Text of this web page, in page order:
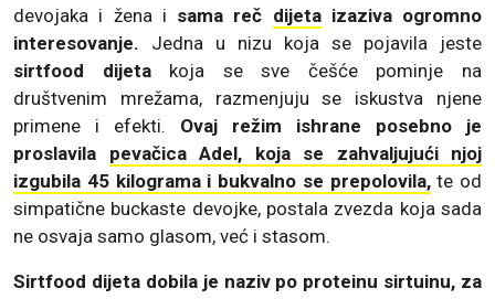
devojaka i žena i sama reč dijetaizaziva ogromno
interesovanje. Jedna u nizu koja se pojavila jeste
sirtfood dijetakoja se sve češće pominje na
društvenim mrežama, razmenjuju se iskustva njene
primene i efekti. Ovaj režim ishrane posebno je
proslavila pevačica Adel, koja se zahvaljujući njoj
izgubila 45 kilograma i bukvalno se prepolovila, te od
simpatične buckaste devojke, postala zvezda koja sada
ne osvaja samo glasom, već i stasom.
Sirtfood dijeta dobila je naziv po proteinu sirtuinu, za